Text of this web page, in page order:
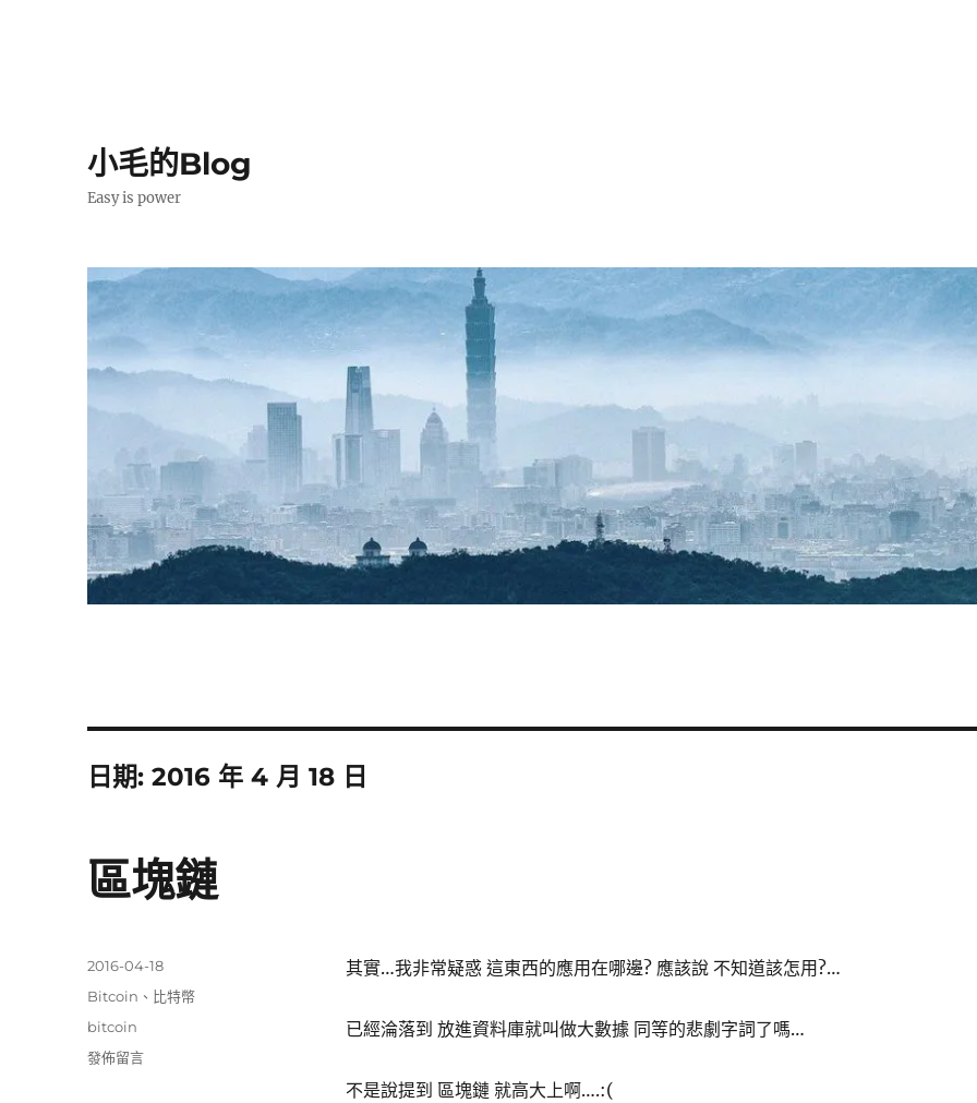
小毛的Blog
Easy is power
日期:2016 年 4 月 18 日
區塊鏈
其實…我非常疑惑 這東西的應用在哪邊? 應該說 不知道該怎用?…
已經淪落到 放進資料庫就叫做大數據 同等的悲劇字詞了嗎…
不是說提到 區塊鏈 就高大上啊….:(
發
佈
期:
2016-04-18
分
類
Bitcoin 、 比特幣
標
籤
bitcoin
在
發佈留言